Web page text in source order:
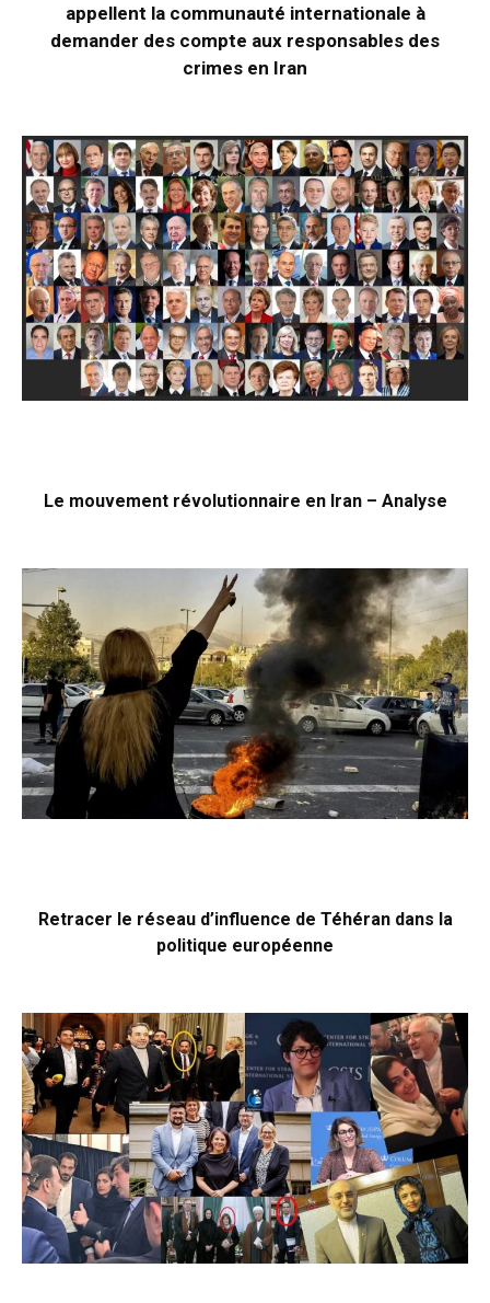
appellent la communauté internationale à
demander des compte aux responsables des
crimes en Iran
Le mouvement révolutionnaire en Iran – Analyse
Retracer le réseau d’influence de Téhéran dans la
politique européenne